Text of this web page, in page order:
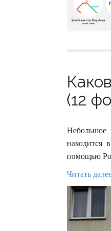
(12
находится
помощью
Читать